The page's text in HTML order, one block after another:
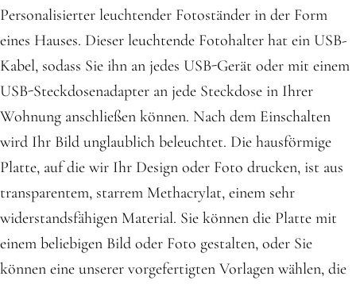
Personalisierter leuchtender Fotoständer in der Form
eines Hauses. Dieser leuchtende Fotohalter hat ein USB-
Kabel, sodass Sie ihn an jedes USB-Gerät oder mit einem
USB-Steckdosenadapter an jede Steckdose in Ihrer
Wohnung anschließen können. Nach dem Einschalten
wird Ihr Bild unglaublich beleuchtet. Die hausförmige
Platte, auf die wir Ihr Design oder Foto drucken, ist aus
transparentem, starrem Methacrylat, einem sehr
widerstandsfähigen Material. Sie können die Platte mit
einem beliebigen Bild oder Foto gestalten, oder Sie
können eine unserer vorgefertigten Vorlagen wählen, die